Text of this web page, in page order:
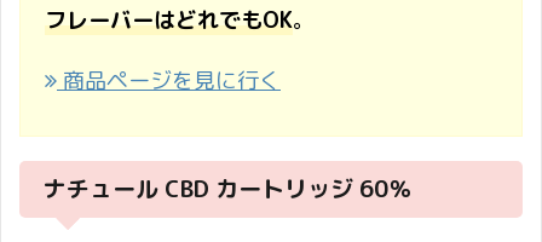
フレーバーはどれでもOK。
商品ページを見に行く
ナチュール CBD カートリッジ 60％